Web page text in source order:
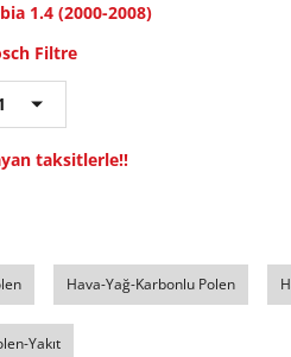
1.4 (2000-2008)
Filtre
taksitlerle!!
Hava-Yağ-Karbonlu Polen
Yakıt